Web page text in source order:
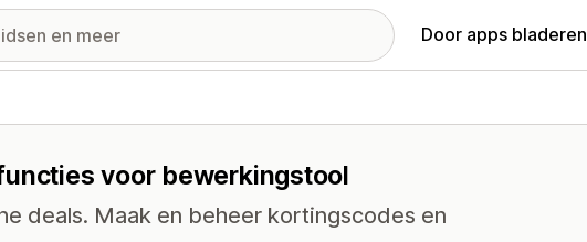
Door apps bladeren
voor bewerkingstool
deals. Maak en beheer kortingscodes en